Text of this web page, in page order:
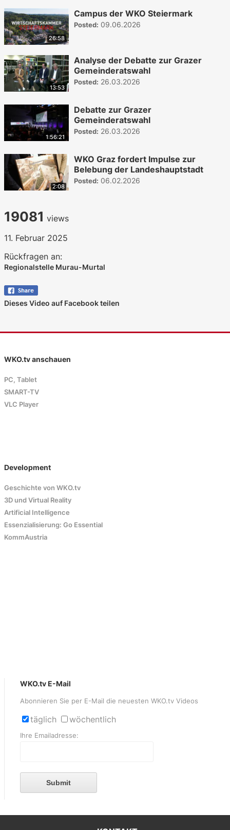
26:58
Campus der WKO Steiermark
Posted: 09.06.2026
13:53
Analyse der Debatte zur Grazer
Gemeinderatswahl
Posted: 26.03.2026
1:56:21
Debatte zur Grazer
Gemeinderatswahl
Posted: 26.03.2026
2:08
WKO Graz fordert Impulse zur
Belebung der Landeshauptstadt
Posted: 06.02.2026
19081 views
11. Februar 2025
Rückfragen an:
Regionalstelle Murau-Murtal
Dieses Video auf Facebook teilen
WKO.tv anschauen
PC, Tablet
SMART-TV
VLC Player
Development
Geschichte von WKO.tv
3D und Virtual Reality
Artificial Intelligence
Essenzialisierung: Go Essential
KommAustria
WKO.tv E-Mail
Abonnieren Sie per E-Mail die neuesten WKO.tv Videos
täglich wöchentlich
Ihre Emailadresse:
Submit